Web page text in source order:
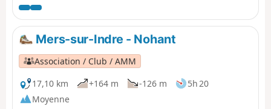
veillées du roman "Les Maîtres Sonneurs" mais
également les deux romans "La Mare au Diable" et "Le
Moulin D'Angibault".
Mers-sur-Indre - Nohant
Association / Club / AMM
17,10 km
+164 m -126 m
5h 20
Moyenne